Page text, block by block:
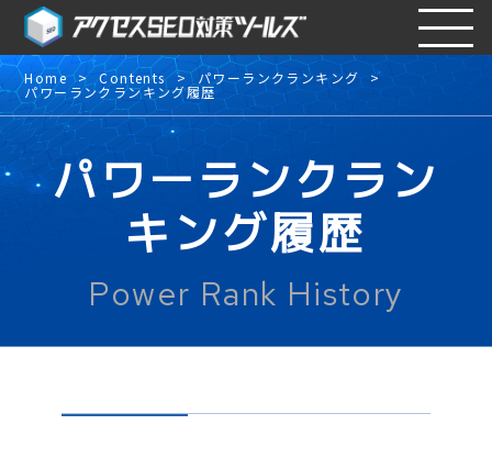
Home Contents パワーランクランキング
パワーランクランキング履歴
パワーランクラン
キング履歴
Power Rank History